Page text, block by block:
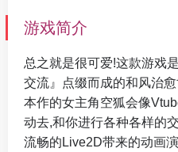
游戏简介
总之就是很可爱!这款游戏
交流』点缀而成的和风治愈
本作的女主角空狐会像
动去,和你进行各种各样的交
流畅的Live2D带来的动画